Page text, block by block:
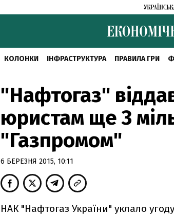
КОЛОНКИ ІНФРАСТРУКТУРА ПРАВИЛА ГРИ
"Нафтогаз"
юристам ще 3
"Газпромом"
6 БЕРЕЗНЯ 2015, 10:11
НАК "Нафтогаз України" уклало